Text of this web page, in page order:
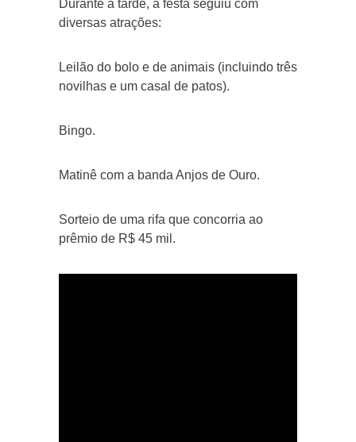
Durante a tarde, a festa seguiu com
diversas atrações:
Leilão do bolo e de animais (incluindo três
novilhas e um casal de patos).
Bingo.
Matinê com a banda Anjos de Ouro.
Sorteio de uma rifa que concorria ao
prêmio de R$ 45 mil.